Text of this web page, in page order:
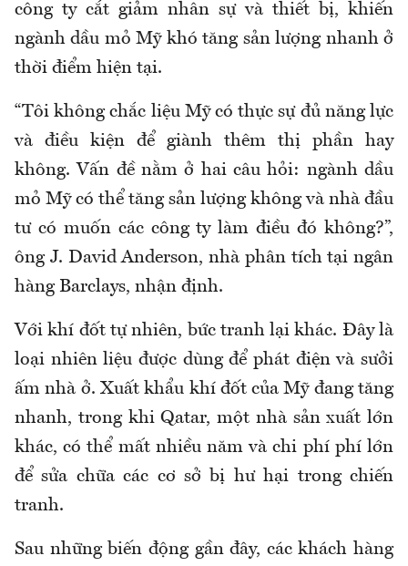
công ty cắt giảm nhân sự và thiết bị, khiến
ngành dầu mỏ Mỹ khó tăng sản lượng nhanh ở
thời điểm hiện tại.
“Tôi không chắc liệu Mỹ có thực sự đủ năng lực
và điều kiện để giành thêm thị phần hay
không. Vấn đề nằm ở hai câu hỏi: ngành dầu
mỏ Mỹ có thể tăng sản lượng không và nhà đầu
tư có muốn các công ty làm điều đó không?”,
ông J. David Anderson, nhà phân tích tại ngân
hàng Barclays, nhận định.
Với khí đốt tự nhiên, bức tranh lại khác. Đây là
loại nhiên liệu được dùng để phát điện và sưởi
ấm nhà ở. Xuất khẩu khí đốt của Mỹ đang tăng
nhanh, trong khi Qatar, một nhà sản xuất lớn
khác, có thể mất nhiều năm và chi phí phí lớn
để sửa chữa các cơ sở bị hư hại trong chiến
tranh.
Sau những biến động gần đây, các khách hàng